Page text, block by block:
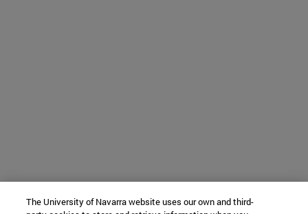
The University of Navarra website uses our own and third-